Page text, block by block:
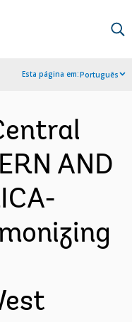
Esta página em:Português
AND